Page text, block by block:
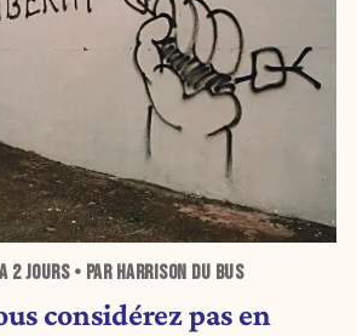
2 JOURS• PAR HARRISON DU BUS
considérez pas en